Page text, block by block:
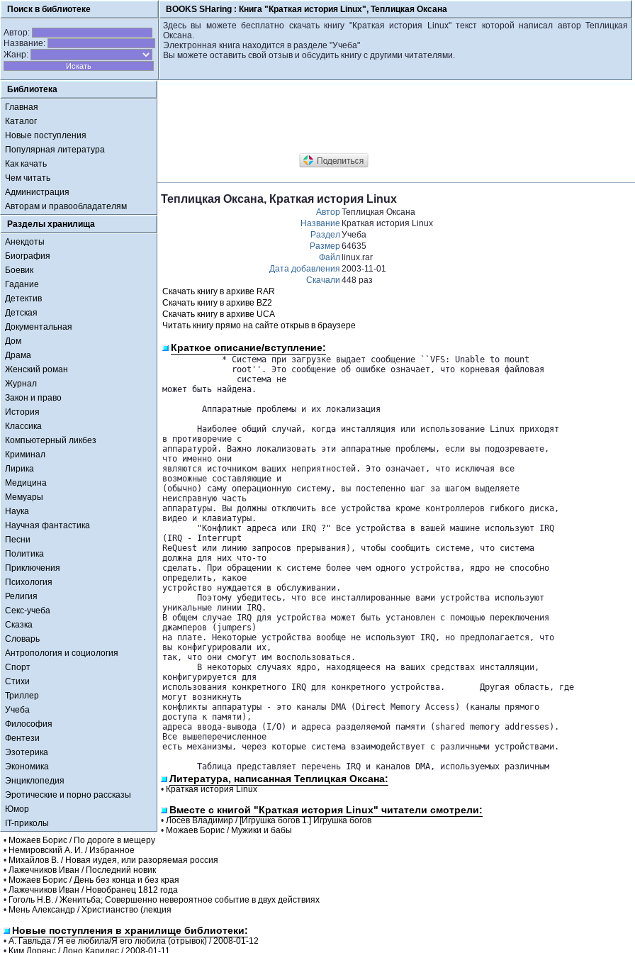
Поиск в библиотеке BOOKS SHaring : Книга "Краткая история Linux", Теплицкая Оксана
Автор:
Название:
Жанр:
Здесь вы можете бесплатно скачать книгу "Краткая история Linux" текст которой написал автор Теплицкая
Оксана.
Электронная книга находится в разделе "Учеба"
Вы можете оставить свой отзыв и обсудить книгу с другими читателями.
Библиотека
Главная
Каталог
Новые поступления
Популярная литература
Как качать
Чем читать
Администрация
Авторам и правообладателям
Разделы хранилища
Анекдоты
Биография
Боевик
Гадание
Детектив
Детская
Документальная
Дом
Драма
Женский роман
Журнал
Закон и право
История
Классика
Компьютерный ликбез
Криминал
Лирика
Медицина
Мемуары
Наука
Научная фантастика
Песни
Политика
Приключения
Психология
Религия
Секс-учеба
Сказка
Словарь
Антропология и социология
Спорт
Стихи
Триллер
Учеба
Философия
Фентези
Эзотерика
Экономика
Энциклопедия
Эротические и порно рассказы
Юмор
IT-приколы
Теплицкая Оксана, Краткая история Linux
АвторТеплицкая Оксана
Название Краткая история Linux
РазделУчеба
Размер64635
Файл linux.rar
Дата добавления 2003-11-01
Скачали 448 раз
Скачать книгу в архиве RAR
Скачать книгу в архиве BZ2
Скачать книгу в архиве UCA
Читать книгу прямо на сайте открыв в браузере
Краткое описание/вступление:
            * Система при загрузке выдает сообщение ``VFS: Unable to mount
              root''. Это сообщение об ошибке означает, что корневая файловая
может быть найдена.
        Аппаратные проблемы и их локализация
       Наиболее общий случай, когда инсталляция или использование Linux приходят
в противоречие с
аппаратурой. Важно локализовать эти аппаратные проблемы, если вы подозреваете,
что именно они
являются источником ваших неприятностей. Это означает, что исключая все
возможные составляющие и
(обычно) саму операционную систему, вы постепенно шаг за шагом выделяете
неисправную часть
аппаратуры. Вы должны отключить все устройства кроме контроллеров гибкого диска,
видео и клавиатуры.
       "Конфликт адреса или IRQ ?" Все устройства в вашей машине используют IRQ
(IRQ - Interrupt
ReQuest или линию запросов прерывания), чтобы сообщить системе, что система
должна для них что-то
сделать. При обращении к системе более чем одного устройства, ядро не способно
определить, какое
устройство нуждается в обслуживании.
       Поэтому убедитесь, что все инсталлированные вами устройства используют
уникальные линии IRQ.
В общем случае IRQ для устройства может быть установлен с помощью переключения
джамперов (jumpers)
на плате. Некоторые устройства вообще не используют IRQ, но предполагается, что
вы конфигурировали их,
так, что они смогут им воспользоваться.
       В некоторых случаях ядро, находящееся на ваших средствах инсталляции,
конфигурируется для
использования конкретного IRQ для конкретного устройства. 	Другая область, где
могут возникнуть
конфликты аппаратуры - это каналы DMA (Direct Memory Access) (каналы прямого
доступа к памяти),
адреса ввода-вывода (I/O) и адреса разделяемой памяти (shared memory addresses).
Все вышеперечисленное
есть механизмы, через которые система взаимодействует с различными устройствами.
       Таблица представляет перечень IRQ и каналов DMA, используемых различным
Литература, написанная Теплицкая Оксана:
• Краткая история Linux
Вместе с книгой "Краткая история Linux" читатели смотрели:
• Лосев Владимир / [Игрушка богов 1.] Игрушка богов
• Можаев Борис / Мужики и бабы
• Можаев Борис / По дороге в мещеру
• Немировский А. И. / Избранное
• Михайлов В. / Новая иудея, или разоряемая россия
• Лажечников Иван / Последний новик
• Можаев Борис / День без конца и без края
• Лажечников Иван / Новобранец 1812 года
• Гоголь Н.В. / Женитьба; Совершенно невероятное событие в двух действиях
• Мень Александр / Христианство (лекция
Новые поступления в хранилище библиотеки:
• А. Гавльда / Я ее любила/Я его любила (отрывок) / 2008-01-12
• Ким Лоренс / Лоно Каридес / 2008-01-11